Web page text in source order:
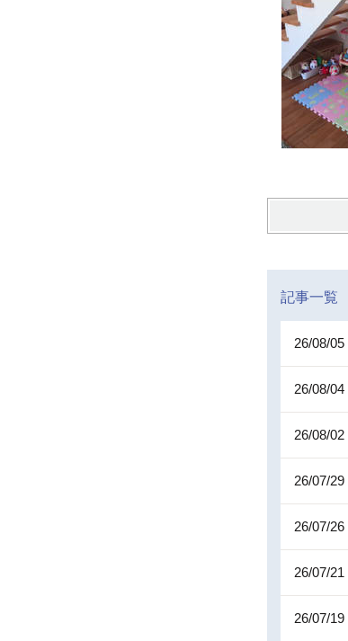
記事一覧
26/08/05
26/08/04
26/08/02
26/07/29
26/07/26
26/07/21
26/07/19